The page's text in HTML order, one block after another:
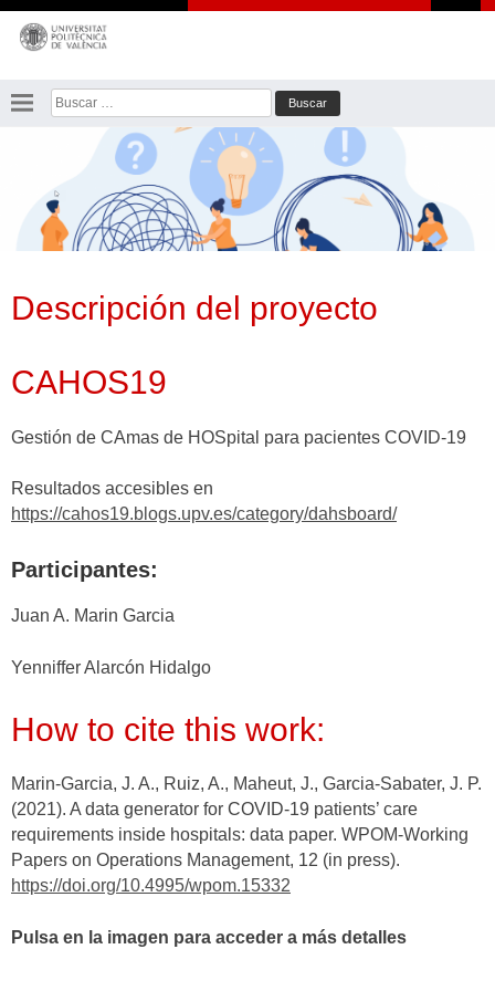
Saltar
contenido
Buscar:
Descripción del proyecto
CAHOS19
Gestión de CAmas de HOSpital para pacientes COVID-19
Resultados accesibles en
https://cahos19.blogs.upv.es/category/dahsboard/
Participantes:
Juan A. Marin Garcia
Yenniffer Alarcón Hidalgo
How to cite this work:
Marin-Garcia, J. A., Ruiz, A., Maheut, J., Garcia-Sabater, J. P.
(2021). A data generator for COVID-19 patients’ care
requirements inside hospitals: data paper. WPOM-Working
Papers on Operations Management, 12 (in press).
https://doi.org/10.4995/wpom.15332
Pulsa en la imagen para acceder a más detalles